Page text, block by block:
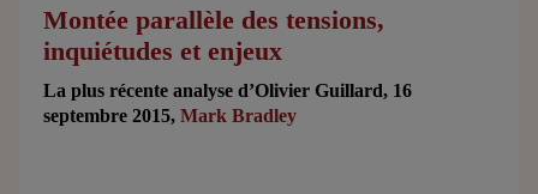
Montée parallèle des tensions,
inquiétudes et enjeux
La plus récente analyse d’Olivier Guillard, 16
septembre 2015,Mark Bradley